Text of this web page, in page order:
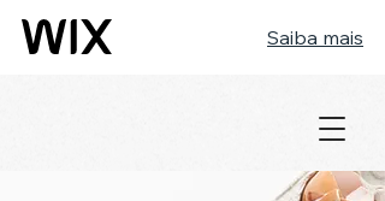
Saiba mais